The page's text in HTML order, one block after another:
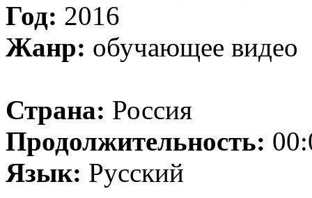
Год: 2016
Жанр: обучающее видео
Страна: Россия
Продолжительность:
Язык: Русский